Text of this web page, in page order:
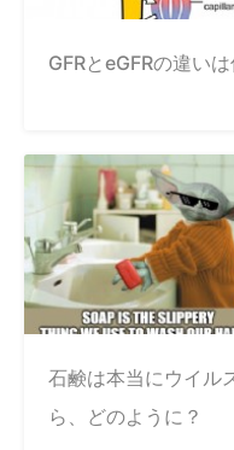
GFRとeGFRの違い
石鹸は本当にウイル
ら、どのように？